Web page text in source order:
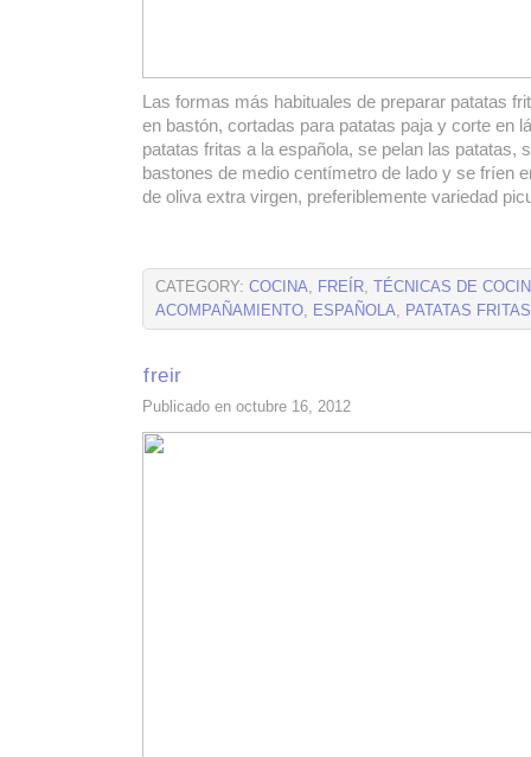
Las formas más habituales de preparar patatas
en bastón, cortadas para patatas paja y corte en
patatas fritas a la española, se pelan las patatas,
bastones de medio centímetro de lado y se fríen
de oliva extra virgen, preferiblemente variedad
CATEGORY: COCINA, FREÍR,
TÉCNICAS DE
ACOMPAÑAMIENTO, ESPAÑOLA, PATATAS FRITAS
freir
Publicado en octubre 16, 2012